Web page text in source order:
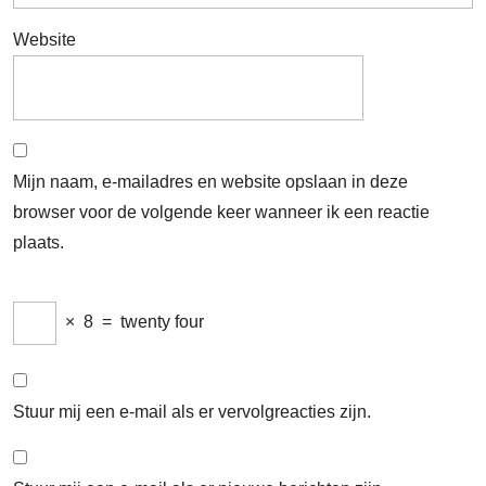
Website
Mijn naam, e-mailadres en website opslaan in deze
browser voor de volgende keer wanneer ik een reactie
plaats.
× 8 = twenty four
Stuur mij een e-mail als er vervolgreacties zijn.